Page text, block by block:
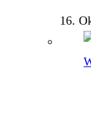
16.